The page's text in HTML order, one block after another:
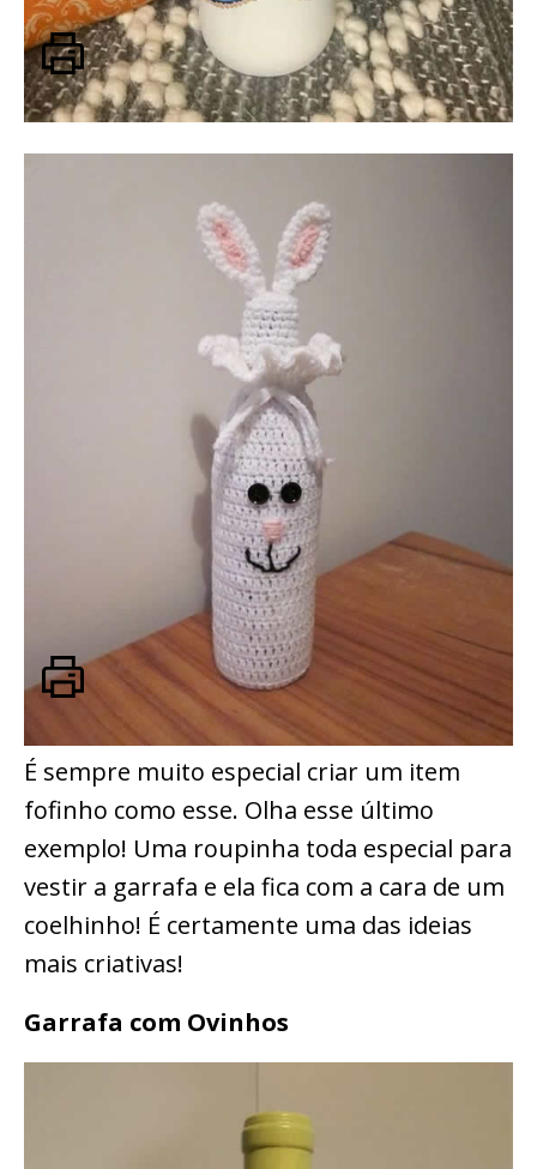
É sempre muito especial criar um item
fofinho como esse. Olha esse último
exemplo! Uma roupinha toda especial para
vestir a garrafa e ela fica com a cara de um
coelhinho! É certamente uma das ideias
mais criativas!
Garrafa com Ovinhos